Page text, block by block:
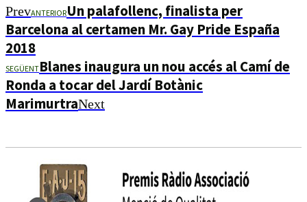
PrevANTERIORUn palafollenc, finalista per
Barcelona al certamen Mr. Gay Pride España
2018
SEGÜENTBlanes inaugura un nou accés al Camí de
Ronda a tocar del Jardí Botànic
MarimurtraNext